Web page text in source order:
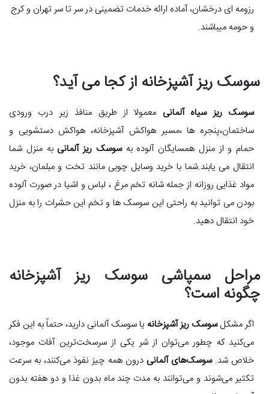
رزومه ای درخشان، آماده ارائه خدمات تضمینی در سر تا سر تهران و کرج
و حومه میباشند.
سوسک ریز آشپزخانه از کجا می آید؟
سوسک ریز سیاه آلمانی معمولا از طریق منافذ زیر درب ورودی
ساختمان،پنجره ها ،مسیر هواکش آشپزخانه، هواکش دستشویی و
حمام و از منزل همسایگان آلوده بهسوسک ریز آلمانی به منزل شما
انتقال می یابند.شما با خرید وسایل چوبی مانند تخت و مبلمان، خرید
مواد غذایی روزانه از جمله شانه تخم مرغ ، لباس و اشیا در صورت آلوده
بودن می توانید به راحتی این سوسک ها و تخم این حشرات را به منزل
خود انتقال دهید.
مراحل سمپاشی سوسک ریز آشپزخانه
چگونه است؟
اگر مشکلسوسک ریز آشپزخانه یا سوسک آلمانی دارید، حتماً به این فکر
می‌کنید که چطور می‌توان از شر یکی از سرسخت‌ترین آفات موجود،
خلاص شد.سوسک‌های آلمانی درون همه چیز نفوذ می‌کنند، به سرعت
تکثیر می‌شوند و می‌توانند به مدت چند ماه بدون غذا و دو هفته بدون